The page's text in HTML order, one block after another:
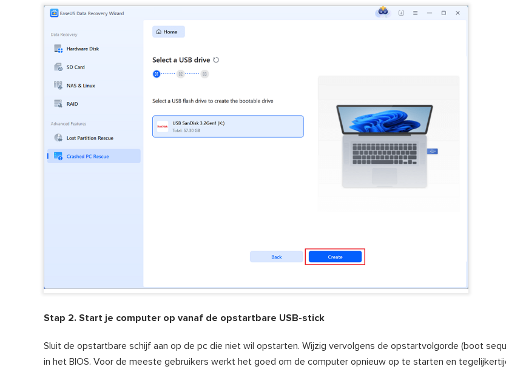
Stap 2. Start je computer op vanaf de opstartbare USB-stick
Sluit de opstartbare schijf aan op de pc die niet wil opstarten. Wijzig vervolgens de opstartvolgorde (boot
in het BIOS. Voor de meeste gebruikers werkt het goed om de computer opnieuw op te starten en